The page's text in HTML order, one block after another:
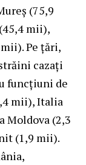
(75,9
mii),
Pe țări,
cazaţi
funcţiuni de
mii), Italia
Moldova (2,3
(1,9 mii).